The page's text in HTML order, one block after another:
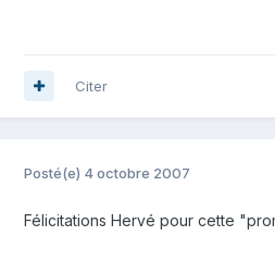
Citer
Posté(e) 4 octobre 2007
Félicitations Hervé pour cette